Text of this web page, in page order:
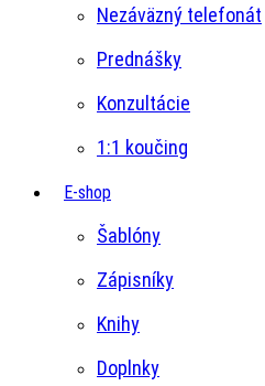
Nezáväzný telefonát
Prednášky
Konzultácie
1:1 koučing
E-shop
Šablóny
Zápisníky
Knihy
Doplnky